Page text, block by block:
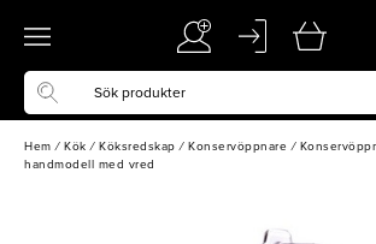
Hem / Kök / Köksredskap / Konservöppnare /
handmodell med vred